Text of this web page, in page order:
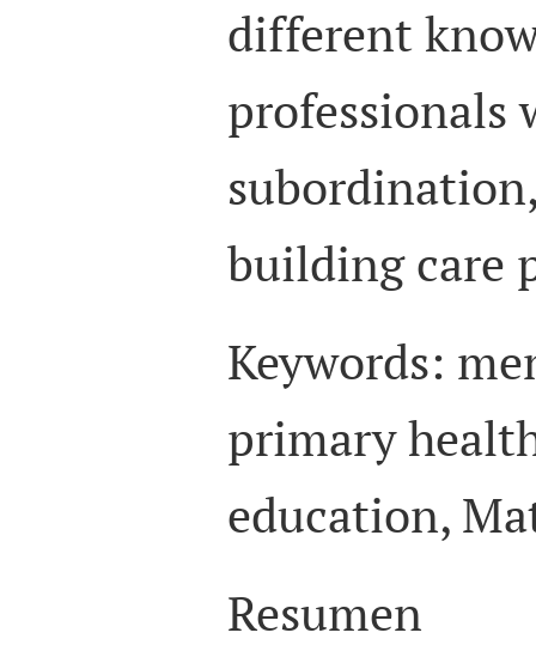
different
professionals
building care
Keywords:
primary
education,
Resumen